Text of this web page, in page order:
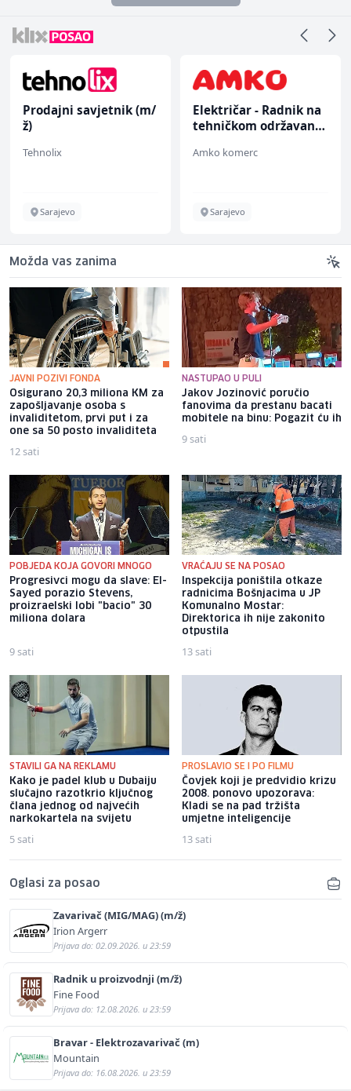
Prodajni savjetnik (m/
ž)
Tehnolix
Sarajevo
Električar - Radnik na
tehničkom održavanju
Amko komerc
Sarajevo
Možda vas zanima
JAVNI POZIVI FONDA
Osigurano 20,3 miliona KM za
zapošljavanje osoba s
invaliditetom, prvi put i za
one sa 50 posto invaliditeta
12 sati
NASTUPAO U PULI
Jakov Jozinović poručio
fanovima da prestanu bacati
mobitele na binu: Pogazit ću ih
9 sati
POBJEDA KOJA GOVORI MNOGO
Progresivci mogu da slave: El-
Sayed porazio Stevens,
proizraelski lobi "bacio" 30
miliona dolara
9 sati
VRAĆAJU SE NA POSAO
Inspekcija poništila otkaze
radnicima Bošnjacima u JP
Komunalno Mostar:
Direktorica ih nije zakonito
otpustila
13 sati
STAVILI GA NA REKLAMU
Kako je padel klub u Dubaiju
slučajno razotkrio ključnog
člana jednog od najvećih
narkokartela na svijetu
5 sati
PROSLAVIO SE I PO FILMU
Čovjek koji je predvidio krizu
2008. ponovo upozorava:
Kladi se na pad tržišta
umjetne inteligencije
13 sati
Oglasi za posao
Zavarivač (MIG/MAG) (m/ž)
Irion Argerr
Prijava do: 02.09.2026. u 23:59
Radnik u proizvodnji (m/ž)
Fine Food
Prijava do: 12.08.2026. u 23:59
Bravar - Elektrozavarivač (m)
Mountain
Prijava do: 16.08.2026. u 23:59